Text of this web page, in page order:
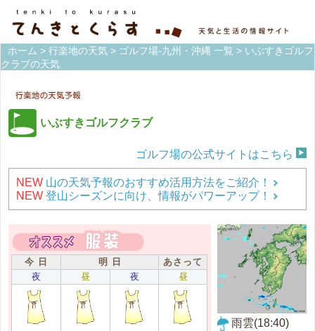
ホーム > 行楽地の天気 > ゴルフ場-九州・沖縄 一覧 > いぶすきゴルフ
クラブの天気
いぶすきゴルフクラブ
ゴルフ場の公式サイトはこちら
NEW 山の天気予報のおすすめ活用方法をご紹介！
NEW 登山シーズンに向け、情報がパワーアップ！
今 日 明 日
あさって
夜
昼 夜 昼
雨雲(18:40)